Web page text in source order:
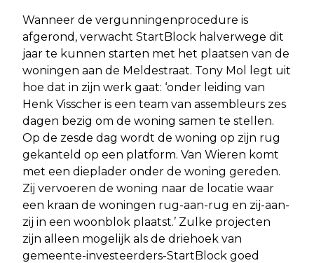
Wanneer de vergunningenprocedure is
afgerond, verwacht StartBlock halverwege dit
jaar te kunnen starten met het plaatsen van de
woningen aan de Meldestraat. Tony Mol legt uit
hoe dat in zijn werk gaat: ‘onder leiding van
Henk Visscher is een team van assembleurs zes
dagen bezig om de woning samen te stellen.
Op de zesde dag wordt de woning op zijn rug
gekanteld op een platform. Van Wieren komt
met een dieplader onder de woning gereden.
Zij vervoeren de woning naar de locatie waar
een kraan de woningen rug-aan-rug en zij-aan-
zij in een woonblok plaatst.’ Zulke projecten
zijn alleen mogelijk als de driehoek van
gemeente-investeerders-StartBlock goed